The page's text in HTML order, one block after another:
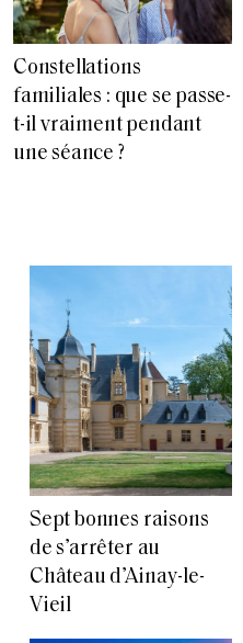
Constellations
familiales : que se passe-
t-il vraiment pendant
une séance ?
Sept bonnes raisons
de s’arrêter au
Château d’Ainay-le-
Vieil